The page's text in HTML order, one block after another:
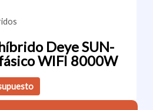
Deye SUN-
WIFI 8000W